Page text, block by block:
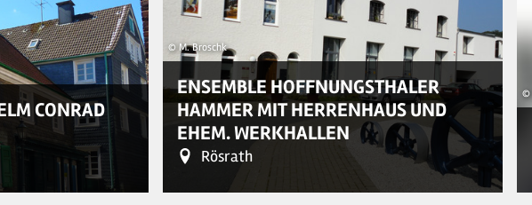
CONRAD
© M. Broschk
ENSEMBLE HOFFNUNGSTHALER
HAMMER MIT HERRENHAUS UND
EHEM. WERKHALLEN
Rösrath
©